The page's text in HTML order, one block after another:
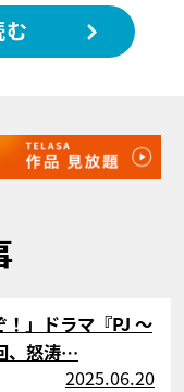
！」ドラマ『PJ ～
、怒涛…
2025.06.20